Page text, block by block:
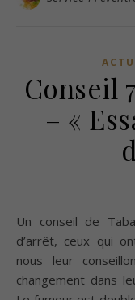
Conseil
– «
Un conseil de Tabacstop : En attendant votre date
d’arrêt, ceux qui
nous leur
changement dans